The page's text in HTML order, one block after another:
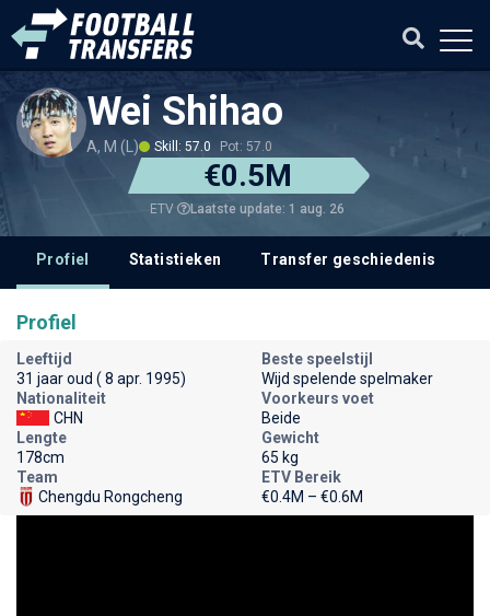
Wei Shihao
A, M (L) Skill: 57.0 Pot: 57.0
€0.5M
ETV Laatste update: 1 aug. 26
Profiel Statistieken Transfer geschiedenis
Profiel
Leeftijd
31 jaar oud ( 8 apr. 1995)
Beste speelstijl
Wijd spelende spelmaker
Nationaliteit
CHN
Voorkeurs voet
Beide
Lengte
178cm
Gewicht
65 kg
Team
Chengdu Rongcheng
ETV Bereik
€0.4M – €0.6M